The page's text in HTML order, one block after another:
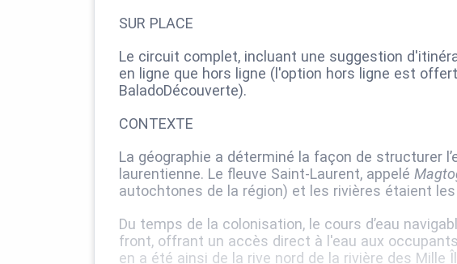
SUR PLACE
Le circuit complet, incluant une suggestion
en ligne que hors ligne (l'option hors ligne est
BaladoDécouverte).
CONTEXTE
La géographie a déterminé la façon de structurer
laurentienne. Le fleuve Saint-Laurent, appelé
autochtones de la région) et les rivières étaient
Du temps de la colonisation, le cours d’eau
front, offrant un accès direct à l'eau aux
en a été ainsi de la rive nord de la rivière des Mille